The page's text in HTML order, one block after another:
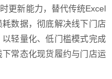
更新能力，替代传统Excel
数据，彻底解决线下门店
轻量化、低门槛模式完成
常态化现货履约与门店运